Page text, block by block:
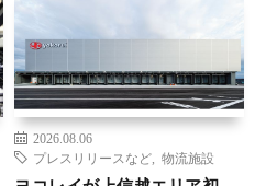
2026.08.06
プレスリリースなど
物流施設